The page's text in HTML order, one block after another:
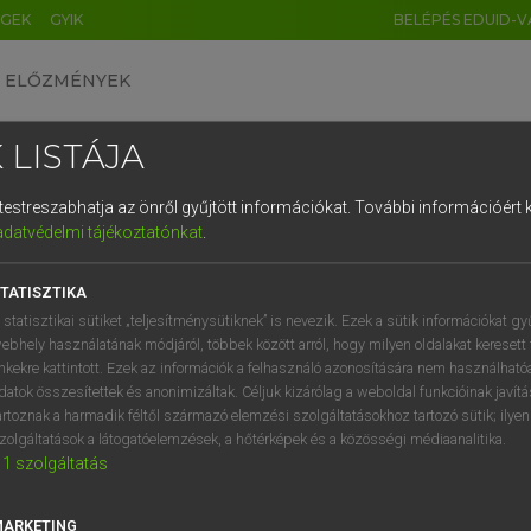
GYIK BELÉPÉS EDUID-
ELŐZMÉNYEK
nagyszótár
VAN ELŐFIZETÉSED?
megtekintéséhez.
LISTÁJA
az önről gyűjtött információkat. További információért
tájékoztatónkat.
statisztikai sütiket „teljesítménysütiknek” is nevezik. Ezek a sütik információkat
használatának módjáról, többek között arról, hogy milyen oldalakat keresett
kattintott. Ezek az információk a felhasználó azonosítására nem
összesítettek és anonimizáltak. Céljuk kizárólag a weboldal funkcióinak
a harmadik féltől származó elemzési szolgáltatásokhoz tartozó sütik;
a látogatóelemzések, a hőtérképek és a közösségi médiaanalitika.
1 szolgáltatás
DE CN FR ES IT NL
1 2 3 4 5 6 7 8 9
q w e r t z u i
a s d f g h j k l é
í y x c v b n m , .